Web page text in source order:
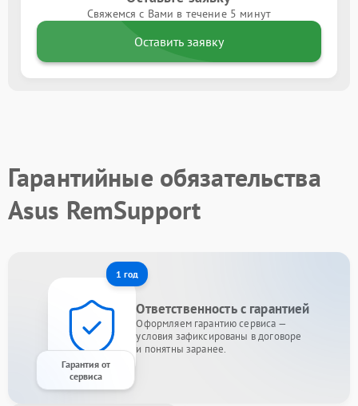
Свяжемся с Вами в течение 5 минут
Оставить заявку
Гарантийные обязательства
Asus RemSupport
1 год
Гарантия от
сервиса
Ответственность с гарантией
Оформляем гарантию сервиса —
условия зафиксированы в договоре
и понятны заранее.